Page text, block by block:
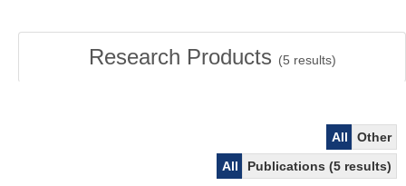
Research Products (5 results)
All
Other
All
Publications (5 results)